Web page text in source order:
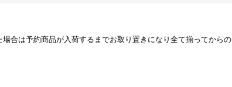
合は予約商品が入荷するまでお取り置きになり全て揃ってからの